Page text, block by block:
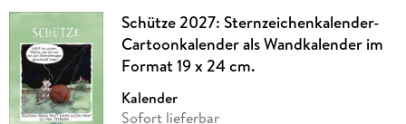
Schütze 2027: Sternzeichenkalender-
Cartoonkalender als Wandkalender im
Format 19 x 24 cm.
Kalender
Sofort lieferbar